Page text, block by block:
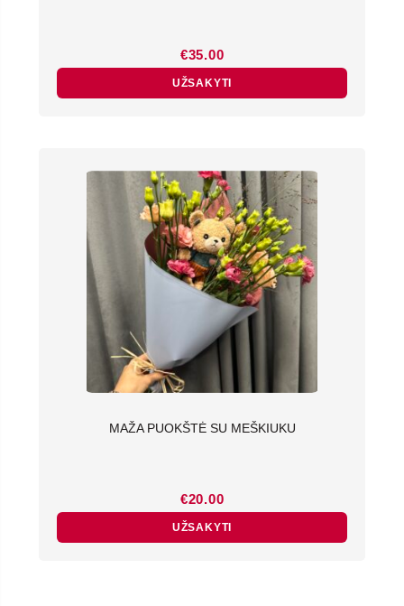
€35.00
UŽSAKYTI
MAŽA PUOKŠTĖ SU MEŠKIUKU
€20.00
UŽSAKYTI